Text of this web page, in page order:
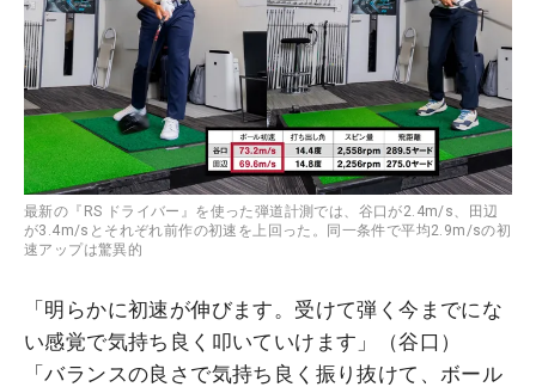
最新の『RS ドライバー』を使った弾道計測では、谷口が2.4m/s、田辺
が3.4m/sとそれぞれ前作の初速を上回った。同一条件で平均2.9m/sの初
速アップは驚異的
「明らかに初速が伸びます。受けて弾く今までにな
い感覚で気持ち良く叩いていけます」（谷口）
「バランスの良さで気持ち良く振り抜けて、ボール